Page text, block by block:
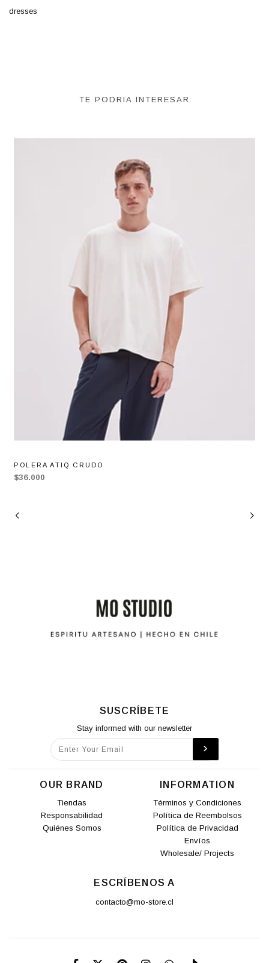
dresses
TE PODRIA INTERESAR
POLERA ATIQ CRUDO
$36.000
SUSCRÍBETE
Stay informed with our newsletter
OUR BRAND
Tiendas
Responsabilidad
Quiénes Somos
INFORMATION
Términos y Condiciones
Política de Reembolsos
Política de Privacidad
Envíos
Wholesale/ Projects
ESCRÍBENOS A
contacto@mo-store.cl